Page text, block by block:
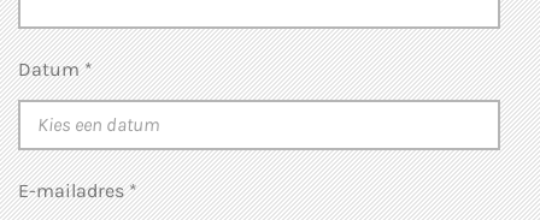
Datum *
E-mailadres *